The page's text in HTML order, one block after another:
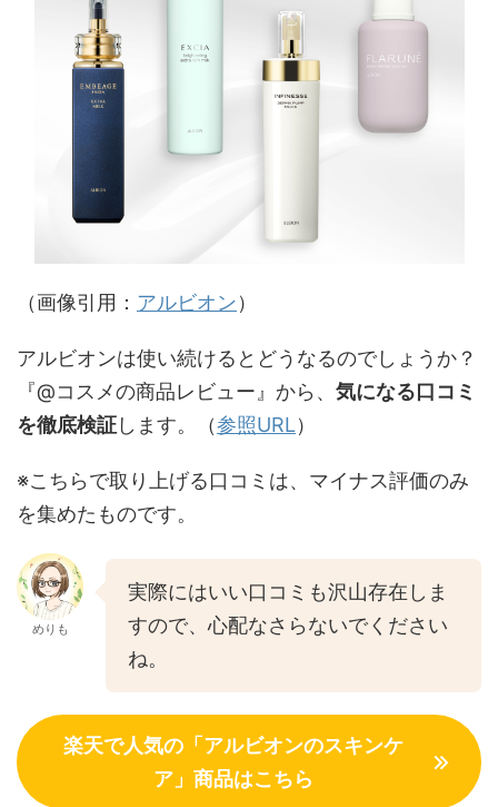
（画像引用： アルビオン）
アルビオンは使い続けるとどうなるのでしょうか？
『@コスメの商品レビュー』から、 気になる口コミ
を徹底検証します。（参照URL）
※こちらで取り上げる口コミは、マイナス評価のみ
を集めたものです。
めりも
実際にはいい口コミも沢山存在しま
すので、心配なさらないでください
ね。
楽天で人気の「アルビオンのスキンケ
ア」商品はこちら